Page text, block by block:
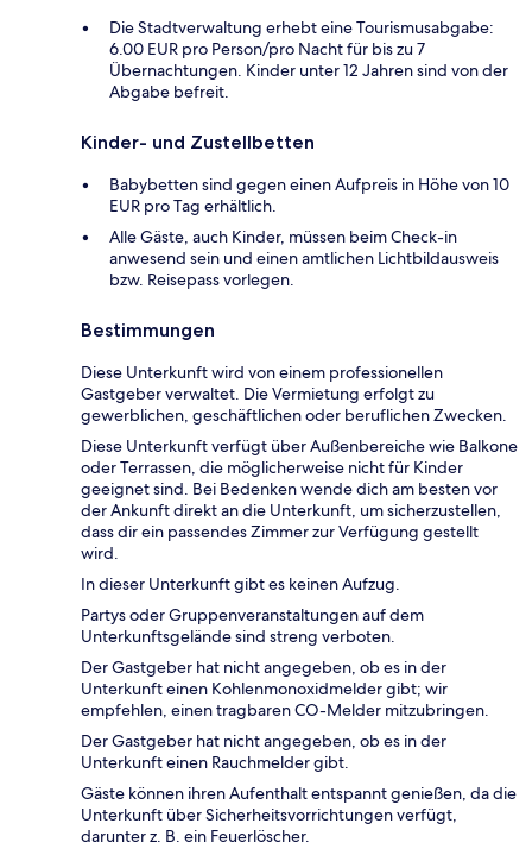
Die Stadtverwaltung erhebt eine Tourismusabgabe:
6.00 EUR pro Person/pro Nacht für bis zu 7
Übernachtungen. Kinder unter 12 Jahren sind von der
Abgabe befreit.
Kinder- und Zustellbetten
Babybetten sind gegen einen Aufpreis in Höhe von 10
EUR pro Tag erhältlich.
Alle Gäste, auch Kinder, müssen beim Check-in
anwesend sein und einen amtlichen Lichtbildausweis
bzw. Reisepass vorlegen.
Bestimmungen
Diese Unterkunft wird von einem professionellen
Gastgeber verwaltet. Die Vermietung erfolgt zu
gewerblichen, geschäftlichen oder beruflichen Zwecken.
Diese Unterkunft verfügt über Außenbereiche wie Balkone
oder Terrassen, die möglicherweise nicht für Kinder
geeignet sind. Bei Bedenken wende dich am besten vor
der Ankunft direkt an die Unterkunft, um sicherzustellen,
dass dir ein passendes Zimmer zur Verfügung gestellt
wird.
In dieser Unterkunft gibt es keinen Aufzug.
Partys oder Gruppenveranstaltungen auf dem
Unterkunftsgelände sind streng verboten.
Der Gastgeber hat nicht angegeben, ob es in der
Unterkunft einen Kohlenmonoxidmelder gibt; wir
empfehlen, einen tragbaren CO-Melder mitzubringen.
Der Gastgeber hat nicht angegeben, ob es in der
Unterkunft einen Rauchmelder gibt.
Gäste können ihren Aufenthalt entspannt genießen, da die
Unterkunft über Sicherheitsvorrichtungen verfügt,
darunter z. B. ein Feuerlöscher.